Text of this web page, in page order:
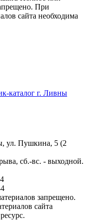
При
сайта необходима
каталог г. Ливны
ул. Пушкина, 5 (2
сб.-вс. - выходной.
запрещено.
сайта